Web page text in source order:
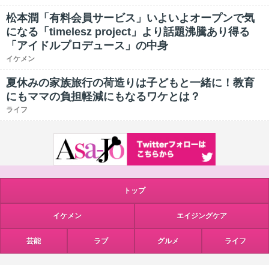
松本潤「有料会員サービス」いよいよオープンで気
になる「timelesz project」より話題沸騰あり得る
「アイドルプロデュース」の中身
イケメン
夏休みの家族旅行の荷造りは子どもと一緒に！教育
にもママの負担軽減にもなるワケとは？
ライフ
トップ
イケメン エイジングケア
芸能 ラブ グルメ ライフ